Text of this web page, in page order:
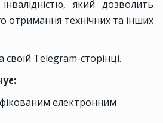
який дозволить
отримання технічних та інших
Telegram-сторінці.
електронним